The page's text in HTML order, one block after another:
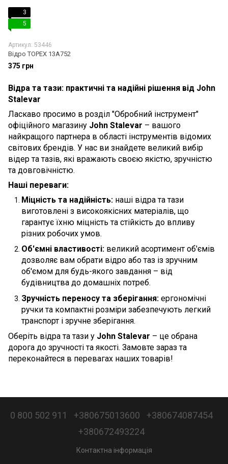
3
5
Артикул: 53446
Відро TOPEX 13A752
375 грн
Відра та тази: практичні та надійні рішення від John
Stalevar
Ласкаво просимо в розділ "Обробний інструмент"
офіційного магазину John Stalevar – вашого
найкращого партнера в області інструментів відомих
світових брендів. У нас ви знайдете великий вибір
відер та тазів, які вражають своєю якістю, зручністю
та довговічністю.
Наші переваги:
Міцність та надійність: наші відра та тази
виготовлені з високоякісних матеріалів, що
гарантує їхню міцність та стійкість до впливу
різних робочих умов.
Об'ємні властивості: великий асортимент об'ємів
дозволяє вам обрати відро або таз із зручним
об'ємом для будь-якого завдання – від
будівництва до домашніх потреб.
Зручність переносу та зберігання: ергономічні
ручки та компактні розміри забезпечують легкий
транспорт і зручне зберігання.
Оберіть відра та тази у John Stalevar – це обрана
дорога до зручності та якості. Замовте зараз та
переконайтеся в перевагах наших товарів!
0 800 502 911 +380675013600
+380674087454
+380672493224
Контактна інформація